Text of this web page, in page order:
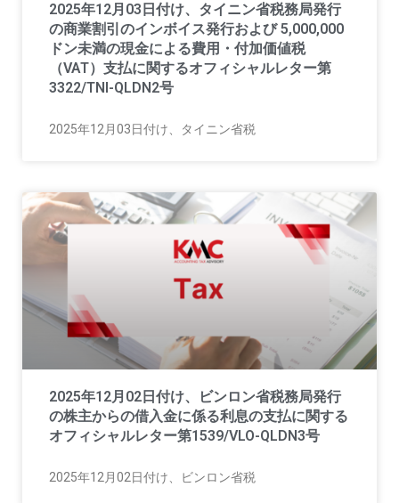
2025年12月03日付け、タイニン省税務局発行
の商業割引のインボイス発行および 5,000,000
ドン未満の現金による費用・付加価値税
（VAT）支払に関するオフィシャルレター第
3322/TNI-QLDN2号
2025年12月03日付け、タイニン省税
2025年12月02日付け、ビンロン省税務局発行
の株主からの借入金に係る利息の支払に関する
オフィシャルレター第1539/VLO-QLDN3号
2025年12月02日付け、ビンロン省税